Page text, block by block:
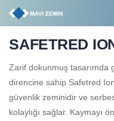
SAFETRED
Zarif dokunmuş tasarımda
direncine sahip Safetred
güvenlik zeminidir ve
kolaylığı sağlar. Kaymayı